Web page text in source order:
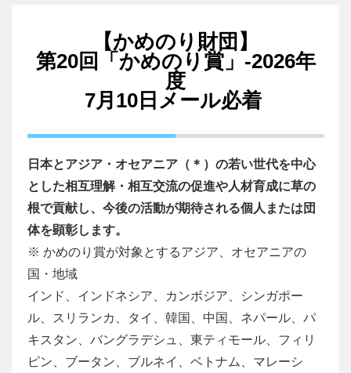
【かめのり財団】
第20回「かめのり賞」-2026年
度
7月10日メール必着
日本とアジア・オセアニア（＊）の若い世代を中心
とした相互理解・相互交流の促進や人材育成に草の
根で貢献し、今後の活動が期待される個人または団
体を顕彰します。
※ かめのり賞が対象とするアジア、オセアニアの
国・地域
インド、インドネシア、カンボジア、シンガポー
ル、スリランカ、タイ、韓国、中国、ネパール、パ
キスタン、バングラデシュ、東ティモール、フィリ
ピン、ブータン、ブルネイ、ベトナム、マレーシ